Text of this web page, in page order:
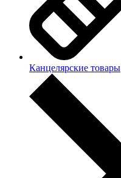
Канцелярские товары